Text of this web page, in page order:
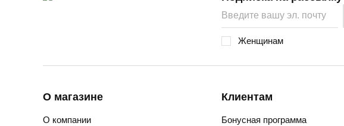
Женщинам
О магазине
О компании
Клиентам
Бонусная программа